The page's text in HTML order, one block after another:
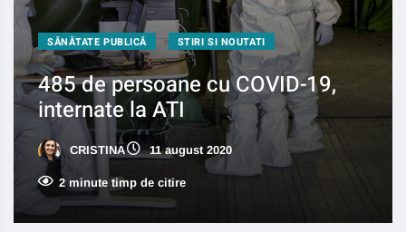
SĂNĂTATE PUBLICĂ STIRI SI NOUTATI
485 de persoane cu COVID-19,
internate la ATI
CRISTINA 11 august 2020
2 minute timp de citire